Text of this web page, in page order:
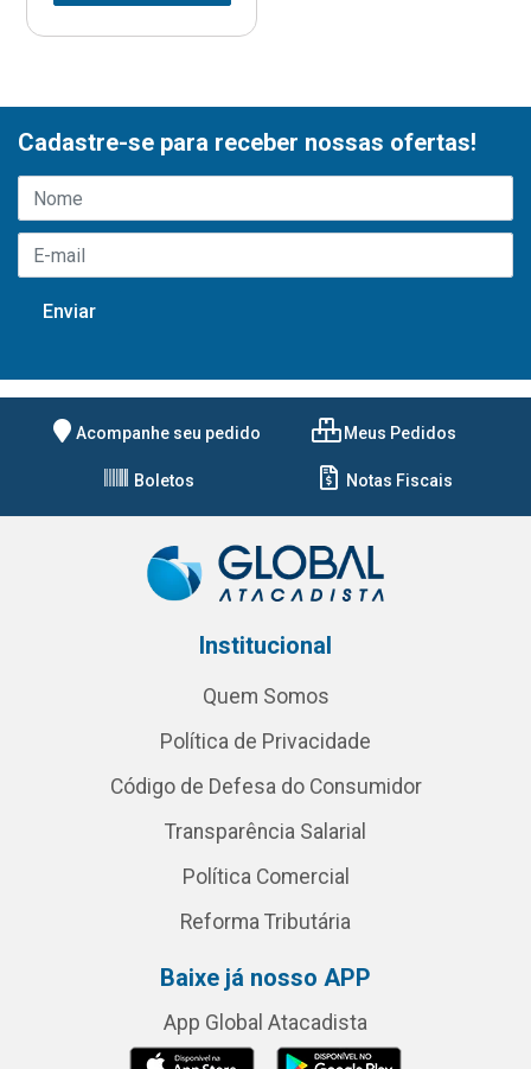
Cadastre-se para receber nossas ofertas!
Acompanhe seu pedido Meus Pedidos
Boletos Notas Fiscais
Institucional
Quem Somos
Política de Privacidade
Código de Defesa do Consumidor
Transparência Salarial
Política Comercial
Reforma Tributária
Baixe já nosso APP
App Global Atacadista